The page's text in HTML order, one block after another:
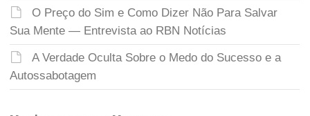
O Preço do Sim e Como Dizer Não Para Salvar
Sua Mente — Entrevista ao RBN Notícias
A Verdade Oculta Sobre o Medo do Sucesso e a
Autossabotagem